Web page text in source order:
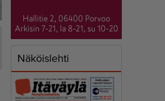
Näköislehti